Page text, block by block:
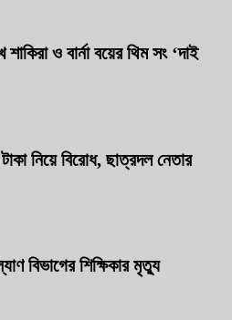
ও বার্না বয়ের থিম সং ‘দাই
নিয়ে বিরোধ, ছাত্রদল নেতার
বিভাগের শিক্ষিকার মৃত্যু